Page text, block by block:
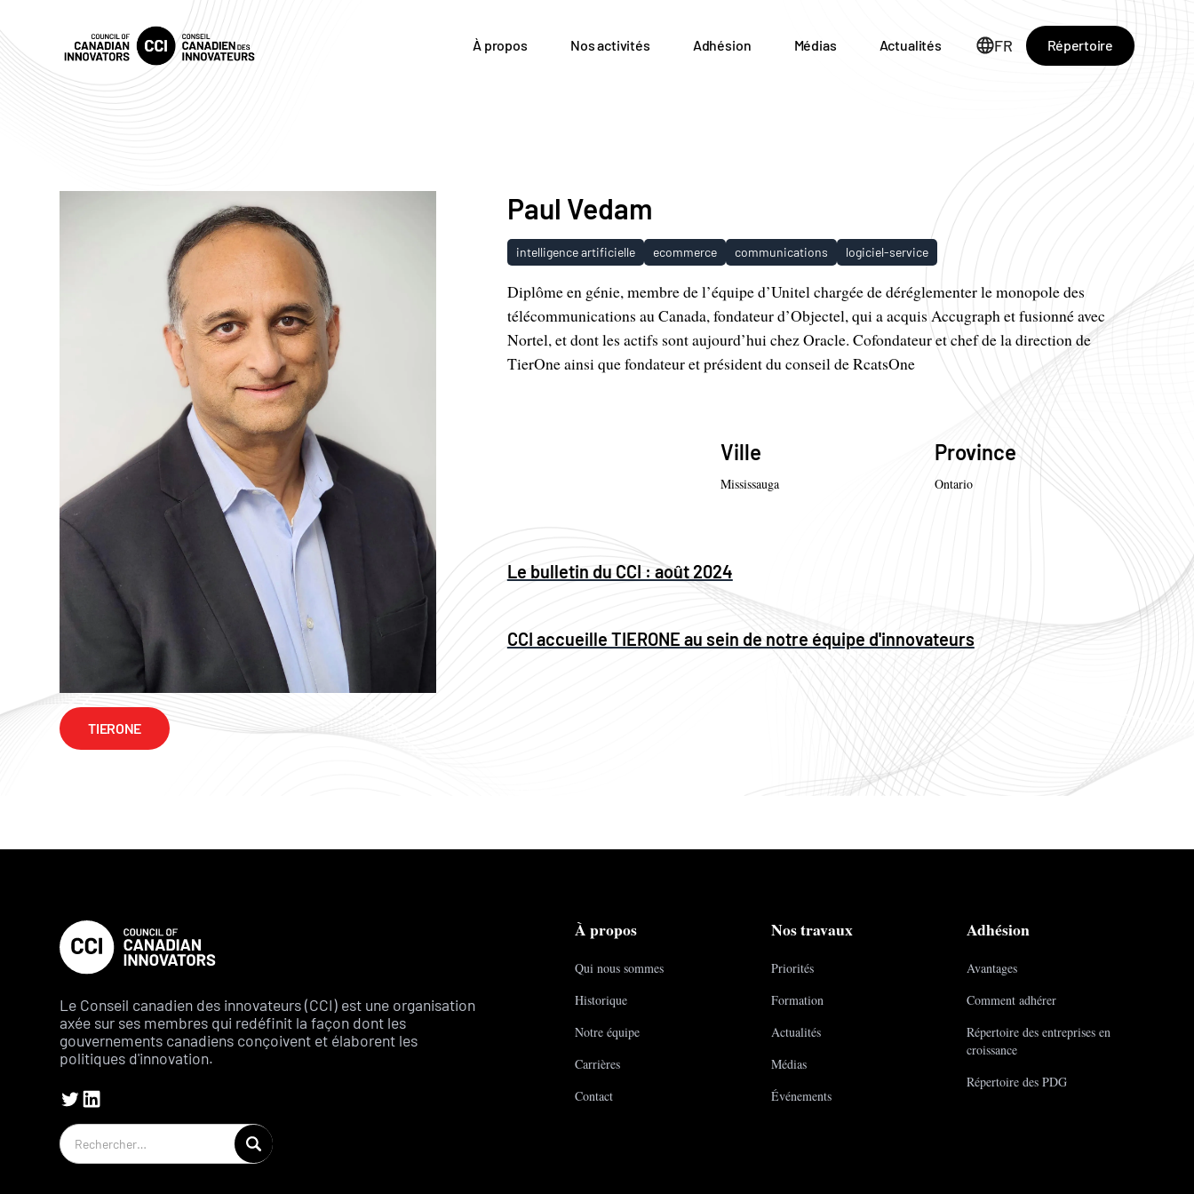
À propos Nos activités Adhésion Médias Actualités FR Répertoire
TIERONE
Paul Vedam
intelligence artificielle ecommerce communications logiciel-service
Diplôme en génie, membre de l’équipe d’Unitel chargée de déréglementer le monopole des
télécommunications au Canada, fondateur d’Objectel, qui a acquis Accugraph et fusionné avec
Nortel, et dont les actifs sont aujourd’hui chez Oracle. Cofondateur et chef de la direction de
TierOne ainsi que fondateur et président du conseil de RcatsOne
Ville
Mississauga
Province
Ontario
Le bulletin du CCI : août 2024
CCI accueille TIERONE au sein de notre équipe d'innovateurs
Le Conseil canadien des innovateurs (CCI) est une organisation
axée sur ses membres qui redéfinit la façon dont les
gouvernements canadiens conçoivent et élaborent les
politiques d'innovation.
À propos
Qui nous sommes
Historique
Notre équipe
Carrières
Contact
Nos travaux
Priorités
Formation
Actualités
Médias
Événements
Adhésion
Avantages
Comment adhérer
Répertoire des entreprises en
croissance
Répertoire des PDG